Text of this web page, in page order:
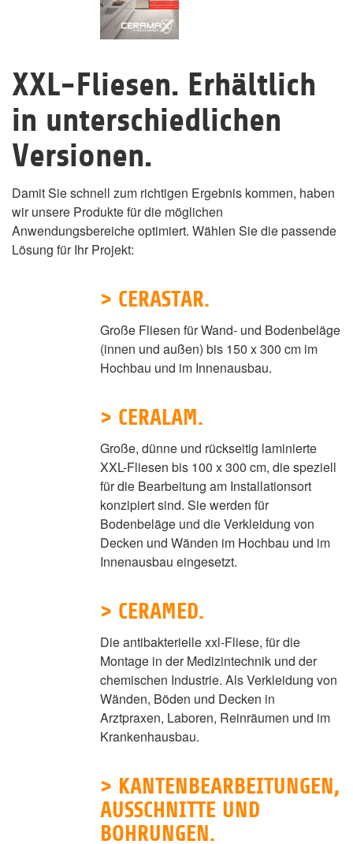
XXL-Fliesen. Erhältlich
in unterschiedlichen
Versionen.
Damit Sie schnell zum richtigen Ergebnis kommen, haben
wir unsere Produkte für die möglichen
Anwendungsbereiche optimiert. Wählen Sie die passende
Lösung für Ihr Projekt:
> CERASTAR.
Große Fliesen für Wand- und Bodenbeläge
(innen und außen) bis 150 x 300 cm im
Hochbau und im Innenausbau.
> CERALAM.
Große, dünne und rückseitig laminierte
XXL-Fliesen bis 100 x 300 cm, die speziell
für die Bearbeitung am Installationsort
konzipiert sind. Sie werden für
Bodenbeläge und die Verkleidung von
Decken und Wänden im Hochbau und im
Innenausbau eingesetzt.
> CERAMED.
Die antibakterielle xxl-Fliese, für die
Montage in der Medizintechnik und der
chemischen Industrie. Als Verkleidung von
Wänden, Böden und Decken in
Arztpraxen, Laboren, Reinräumen und im
Krankenhausbau.
> KANTENBEARBEITUNGEN,
AUSSCHNITTE UND
BOHRUNGEN.